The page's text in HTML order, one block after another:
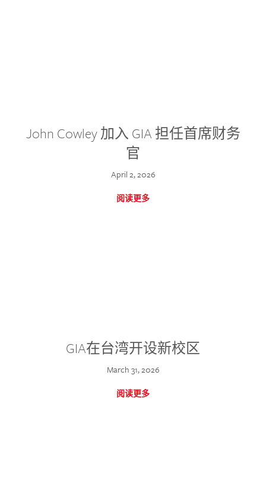
John Cowley 加入 GIA 担任首席财务
官
April 2, 2026
阅读更多
GIA在台湾开设新校区
March 31, 2026
阅读更多